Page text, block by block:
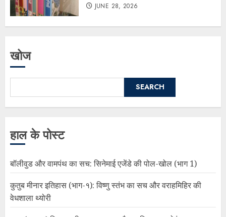
JUNE 28, 2026
खोज
SEARCH
हाल के पोस्ट
बॉलीवुड और वामपंथ का सच: सिनेमाई एजेंडे की पोल-खोल (भाग 1)
कुतुब मीनार इतिहास (भाग-१): विष्णु स्तंभ का सच और वराहमिहिर की
वेधशाला थ्योरी